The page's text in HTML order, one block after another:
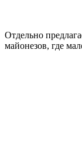
Отдельно
майонезов, где